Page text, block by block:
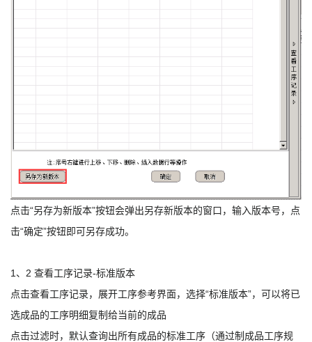
点击“另存为新版本”按钮会弹出另存新版本的窗口，输入版本号，点
击“确定”按钮即可另存成功。
1、2 查看工序记录-标准版本
点击查看工序记录，展开工序参考界面，选择“标准版本”，可以将已
选成品的工序明细复制给当前的成品
点击过滤时，默认查询出所有成品的标准工序（通过制成品工序规